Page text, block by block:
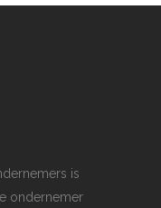
is
ondernemer